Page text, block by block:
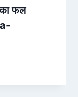
का फल